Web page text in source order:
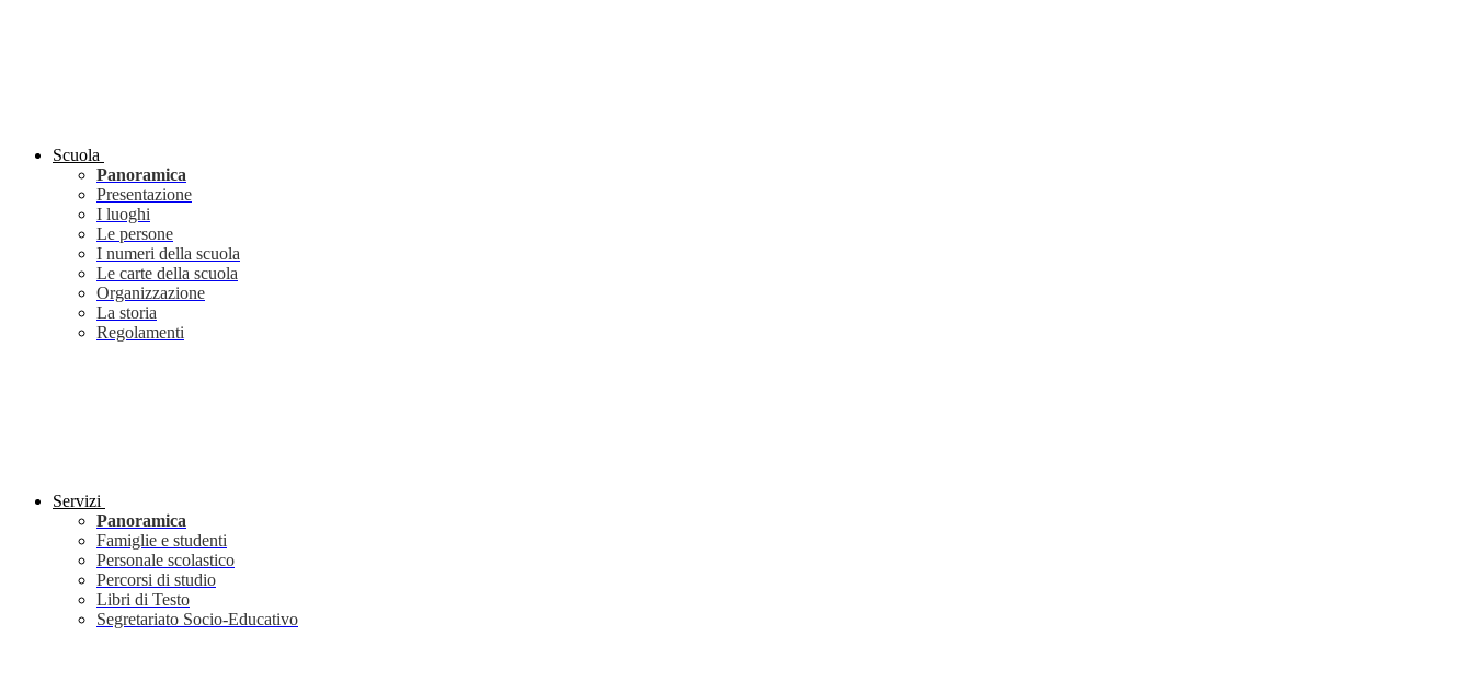
Scuola
Panoramica
Presentazione
I luoghi
Le persone
I numeri della scuola
Le carte della scuola
Organizzazione
La storia
Regolamenti
Servizi
Panoramica
Famiglie e studenti
Personale scolastico
Percorsi di studio
Libri di Testo
Segretariato Socio-Educativo